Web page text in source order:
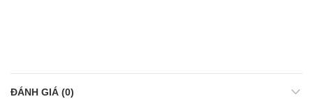
ĐÁNH GIÁ (0)